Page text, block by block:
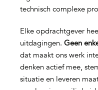
technisch complexe
Elke opdrachtgever
uitdagingen. Geen
dat maakt ons werk
denken actief mee,
situatie en leveren